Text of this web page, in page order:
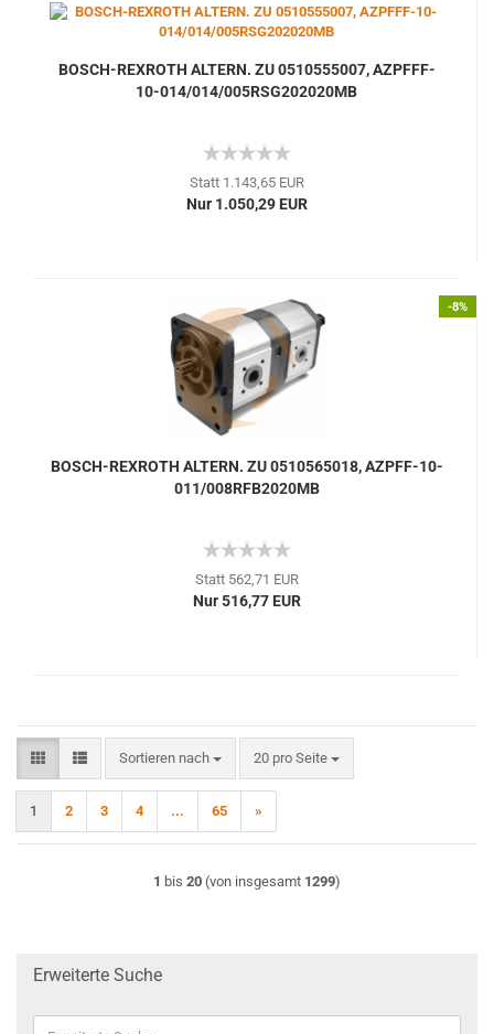
BOSCH-REXROTH ALTERN. ZU 0510555007, AZPFFF-
10-014/014/005RSG202020MB
Statt 1.143,65 EUR
Nur 1.050,29 EUR
-8%
BOSCH-REXROTH ALTERN. ZU 0510565018, AZPFF-10-
011/008RFB2020MB
Statt 562,71 EUR
Nur 516,77 EUR
Sortieren nach
Sortieren nach 20 pro Seite
pro Seite
1 2 3 4 ... 65 »
1 bis 20 (von insgesamt 1299)
Erweiterte Suche